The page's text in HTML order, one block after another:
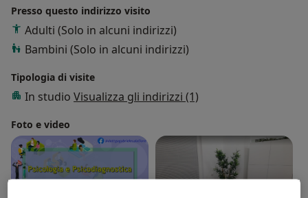
Presso questo indirizzo visito
Adulti (Solo in alcuni indirizzi)
Bambini (Solo in alcuni indirizzi)
Tipologia di visite
In studio Visualizza gli indirizzi (1)
Foto e video